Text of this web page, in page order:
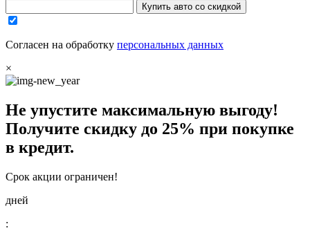
Купить авто со скидкой
Согласен на обработку персональных данных
×
Не упустите максимальную выгоду!
Получите скидку до 25% при покупке
в кредит.
Срок акции ограничен!
дней
: